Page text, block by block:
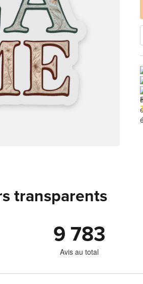
transparents
9 783
Avis au total